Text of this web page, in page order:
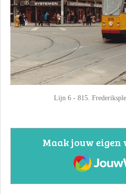
Lijn 6 - 815.
Maak jouw eigen
JouwWeb